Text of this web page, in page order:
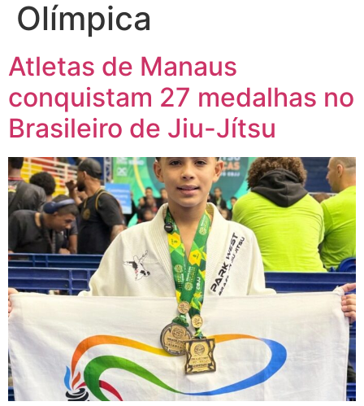
Olímpica
Atletas de Manaus
conquistam 27 medalhas no
Brasileiro de Jiu-Jítsu